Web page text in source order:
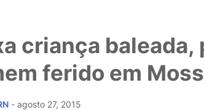
criança baleada,
ferido em
- agosto 27, 2015